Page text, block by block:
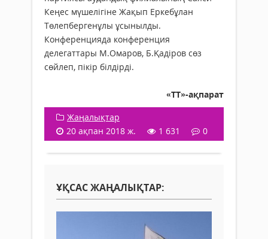
Кеңес мүшелігіне Жақып Еркебұлан
Төлепбергенұлы ұсынылды.
Конференцияда конференция
делегаттары М.Омаров, Б.Қадіров сөз
сөйлеп, пікір білдірді.
«ТТ»-ақпарат
Жаңалықтар
20 ақпан 2018 ж.
1 631 0
ҰҚСАС ЖАҢАЛЫҚТАР: